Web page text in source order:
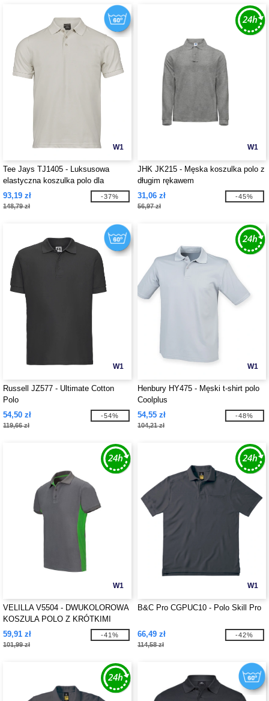
W1
Tee Jays TJ1405 - Luksusowa
elastyczna koszulka polo dla
mężczyzn
93,19 zł
148,79 zł
-37%
W1
JHK JK215 - Męska koszulka polo z
długim rękawem
31,06 zł
56,97 zł
-45%
W1
Russell JZ577 - Ultimate Cotton
Polo
54,50 zł
119,66 zł
-54%
W1
Henbury HY475 - Męski t-shirt polo
Coolplus
54,55 zł
104,21 zł
-48%
W1
VELILLA V5504 - DWUKOLOROWA
KOSZULA POLO Z KRÓTKIMI
RĘKAWAMI
59,91 zł
101,99 zł
-41%
W1
B&C Pro CGPUC10 - Polo Skill Pro
66,49 zł
114,58 zł
-42%